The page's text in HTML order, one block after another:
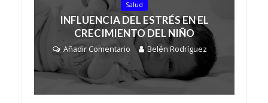
Salud
INFLUENCIA DEL ESTRÉS EN EL
CRECIMIENTO DEL NIÑO
Añadir Comentario Belén Rodríguez